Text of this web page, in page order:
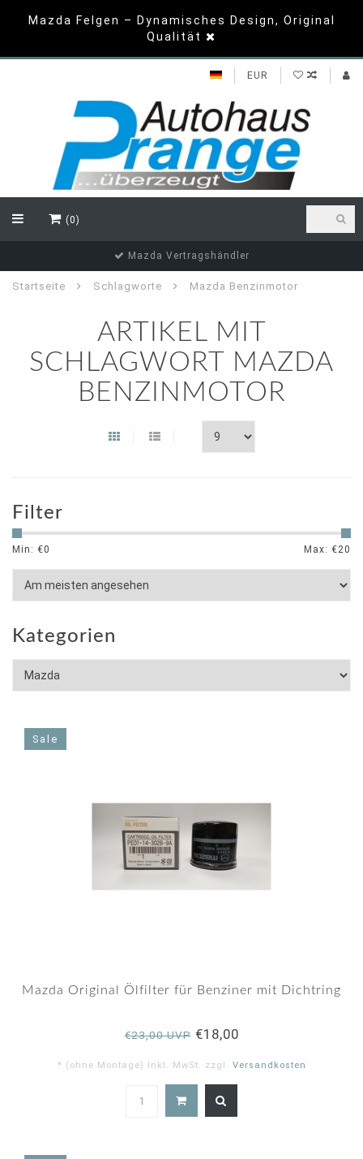
Mazda Felgen – Dynamisches Design, Original
Qualität
EUR
(0)
Mazda Vertragshändler
Startseite Schlagworte Mazda Benzinmotor
ARTIKEL MIT
SCHLAGWORT MAZDA
BENZINMOTOR
Filter
Min: €0 Max: €20
Kategorien
Sale
Mazda Original Ölfilter für Benziner mit Dichtring
€23,00 UVP€18,00
* (ohne Montage) Inkl. MwSt. zzgl. Versandkosten